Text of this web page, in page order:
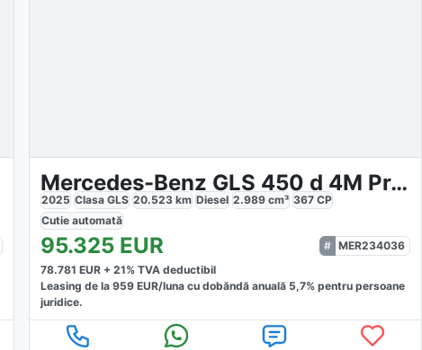
Mercedes-Benz GLS 450 d 4M Premium
2025 Clasa GLS 20.523km Diesel 2.989cm³ 367CP
Cutie automată
95.325EUR
MER234036
78.781 EUR + 21% TVA deductibil
Leasing de la 959EUR/lunacu dobăndă anuală 5,7% pentru persoane
juridice.